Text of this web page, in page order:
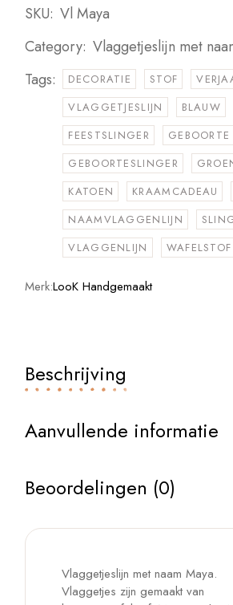
SKU: Vl Maya
Category: Vlaggetjeslijn met
Tags:
DECORATIE STOF
VLAGGETJESLIJN
BLAUW
FEESTSLINGER
GEBOORTE
GEBOORTESLINGER
KATOEN
KRAAMCADEAU
NAAMVLAGGENLIJN
VLAGGENLIJN
WAFELSTOF
Merk:LooK Handgemaakt
Beschrijving
Aanvullende informatie
Beoordelingen (0)
Vlaggetjeslijn met naam Maya.
Vlaggetjes zijn gemaakt van